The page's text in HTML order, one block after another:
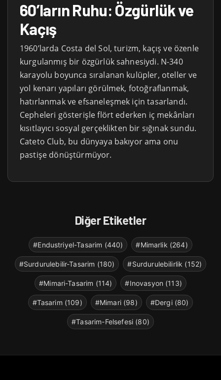
60’ların Ruhu: Özgürlük ve
Kaçış
1960’larda Costa del Sol, turizm, kaçış ve özenle
kurgulanmış bir özgürlük sahnesiydi. N-340
karayolu boyunca sıralanan kulüpler, oteller ve
yol kenarı yapıları görülmek, fotoğraflanmak,
hatırlanmak ve efsaneleşmek için tasarlandı.
Cepheleri gösterişle flört ederken iç mekânları
kısıtlayıcı sosyal gerçeklikten bir sığınak sundu.
Cateto Club, bu dünyaya bakıyor ama onu
pastişe dönüştürmüyor.
Diğer Etiketler
#Endustriyel-Tasarim (440) #Mimarlik (264)
#Surdurulebilir-Tasarim (180) #Surdurulebilirlik (152)
#Mimari-Tasarim (114) #Inovasyon (113)
#Tasarim (109) #Mimari (98) #Dergi (80)
#Tasarim-Felsefesi (80)